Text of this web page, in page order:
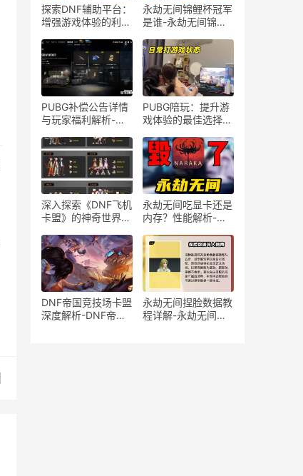
探索DNF辅助平台：
增强游戏体验的利
游戏玩家的秘密武器
与优势之源
永劫无间锦鲤杯冠军
是谁-永劫无间锦鲤
彩瞬间
PUBG补偿公告详情
与玩家福利解析-
内容及玩家如何申请
补偿
PUBG陪玩：提升游
戏体验的最佳选择-
提升你的对战水平
深入探索《DNF飞机
卡盟》的神奇世界-
奥秘与玩法
永劫无间吃显卡还是
内存？性能解析-永
的占用情况分析
DNF帝国竞技场卡盟
深度解析-DNF帝国
永劫无间捏脸数据教
程详解-永劫无间捏